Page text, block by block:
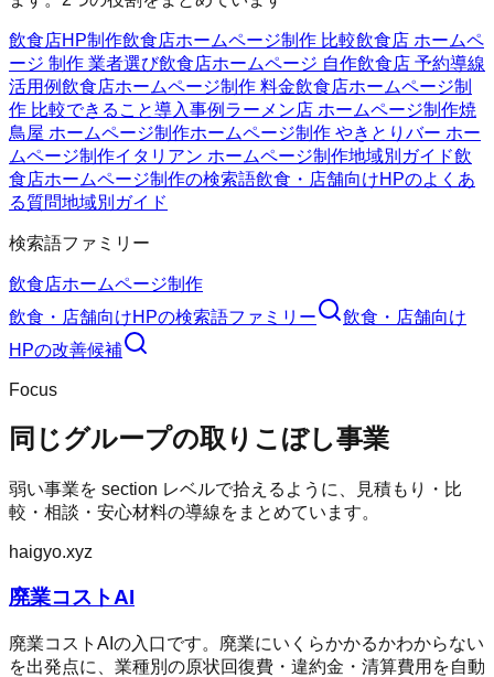
飲食店HP制作飲食店ホームページ制作 比較飲食店 ホームペ
ージ 制作 業者選び飲食店ホームページ 自作飲食店 予約導線
活用例飲食店ホームページ制作 料金飲食店ホームページ制
作 比較できること導入事例 ラーメン店 ホームページ制作焼
鳥屋 ホームページ制作ホームページ制作 やきとり バー ホー
ムページ制作イタリアン ホームページ制作地域別ガイド飲
食店ホームページ制作の検索語飲食・店舗向けHPのよくあ
る質問地域別ガイド
検索語ファミリー
飲食店ホームページ制作
飲食・店舗向けHPの検索語ファミリー
飲食・店舗向け
HPの改善候補
Focus
同じグループの取りこぼし事業
弱い事業を section レベルで拾えるように、見積もり・比
較・相談・安心材料の導線をまとめています。
haigyo.xyz
廃業コストAI
廃業コストAIの入口です。廃業にいくらかかるかわからない
を出発点に、業種別の原状回復費・違約金・清算費用を自動